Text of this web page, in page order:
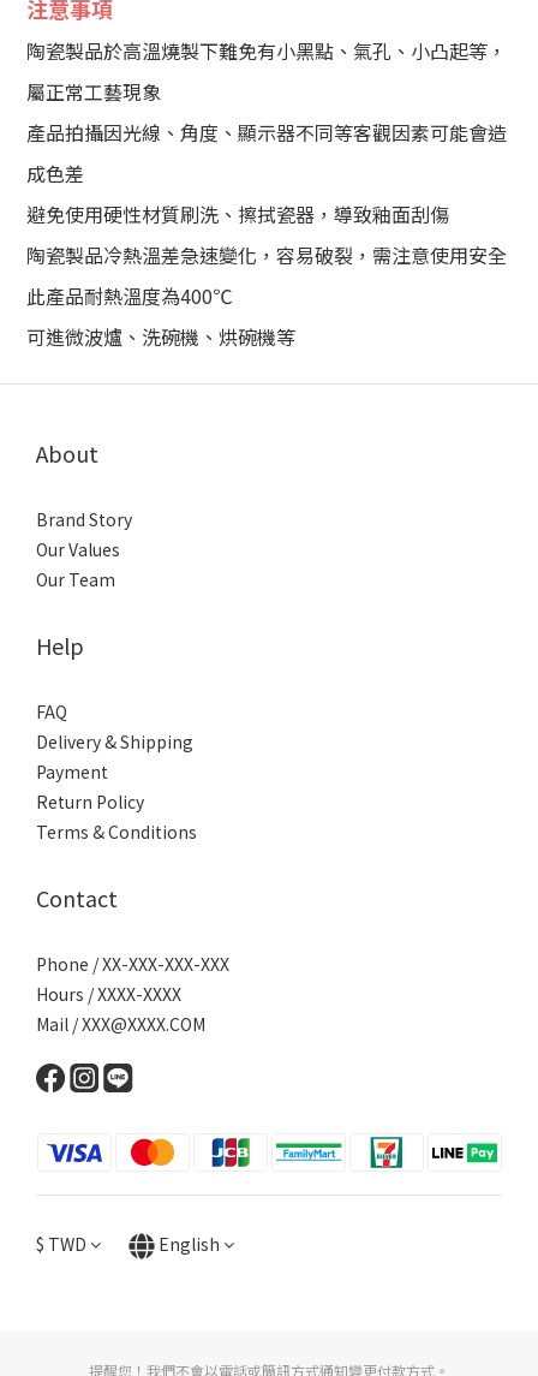
注意事項
陶瓷製品於高溫燒製下難免有小黑點、氣孔、小凸起等，
屬正常工藝現象
產品拍攝因光線、角度、顯示器不同等客觀因素可能會造
成色差
避免使用硬性材質刷洗、擦拭瓷器，導致釉面刮傷
陶瓷製品冷熱溫差急速變化，容易破裂，需注意使用安全
此產品耐熱溫度為400℃
可進微波爐、洗碗機、烘碗機等
About
Brand Story
Our Values
Our Team
Help
FAQ
Delivery & Shipping
Payment
Return Policy
Terms & Conditions
Contact
Phone / XX-XXX-XXX-XXX
Hours / XXXX-XXXX
Mail / XXX@XXXX.COM
$ TWD English
提醒您！我們不會以電話或簡訊方式通知變更付款方式。